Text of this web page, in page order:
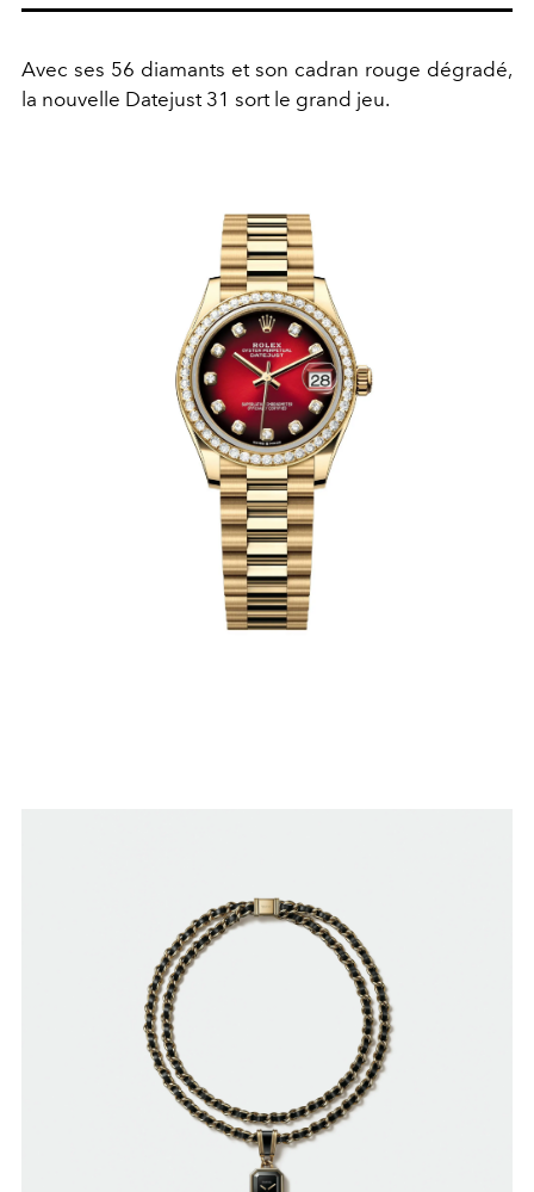
Avec ses 56 diamants et son cadran rouge dégradé,
la nouvelle Datejust 31 sort le grand jeu.